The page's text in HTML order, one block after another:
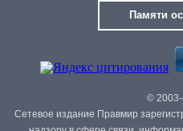
Памяти
©
Сетевое издание Правмир